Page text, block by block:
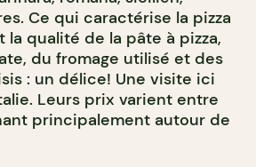
Ce qui caractérise la pizza
la qualité de la pâte à pizza,
du fromage utilisé et des
: un délice! Une visite ici
Leurs prix varient entre
principalement autour de